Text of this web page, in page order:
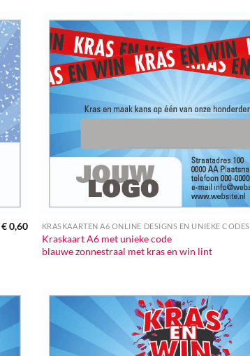
€0,60 KRASKAARTEN A6 ONLINE DESIGNS EN UNIEKE CODES
Kraskaart A6 met unieke code
blauwe zonnestraal met kras en win lint